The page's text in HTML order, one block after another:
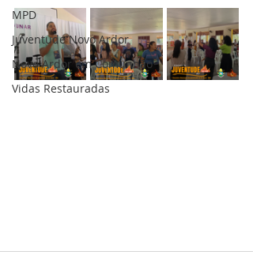
MPD
Juventude Novo Ardor
Novo Ardor em Comunhão
Vidas Restauradas